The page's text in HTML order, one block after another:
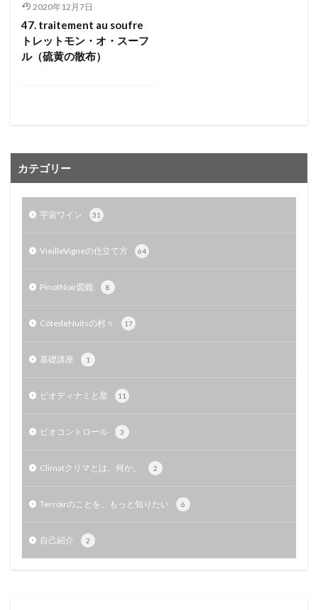
2020年12月7日
47. traitement au soufre
トレットモン・オ・スーフ
ル（硫黄の散布）
カテゴリー
宇宙ワイン 31
VieilleVigneの仕立て方 64
PinotNoir図鑑 8
CôtedeNuitsの村々 17
基礎講座 1
ビオディナミと星 11
ビオコントロール 3
Climatクリマとは、何か。 2
Terroirのことを、もっと知りたい 6
自己紹介 2